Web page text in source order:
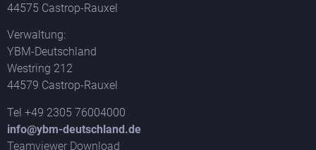
44575 Castrop-Rauxel
Verwaltung:
YBM-Deutschland
Westring 212
44579 Castrop-Rauxel
Tel +49 2305 76004000
info@ybm-deutschland.de
Teamviewer Download